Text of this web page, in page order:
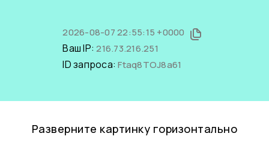
2026-08-07 22:55:15 +0000
Ваш IP:216.73.216.251
ID запроса:Ftaq8TOJ8a61
Разверните картинку горизонтально